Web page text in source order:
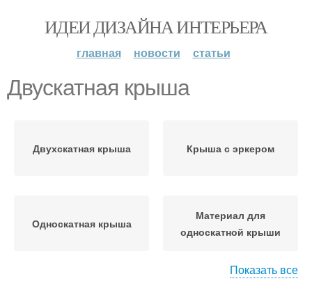
ИДЕИ ДИЗАЙНА ИНТЕРЬЕРА
главная новости статьи
Двускатная крыша
Двухскатная крыша Крыша с эркером
Односкатная крыша
Материал для
односкатной крыши
Показать все